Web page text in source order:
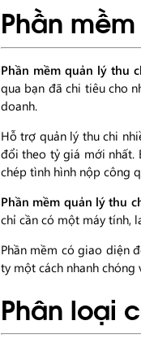
Phần
Phần mềm quản lý thu
qua bạn đã chi tiêu cho
doanh.
Hỗ trợ quản lý thu chi
đổi theo tỷ giá mới nhất.
chép tình hình nộp công
Phần mềm quản lý thu
chỉ cần có một máy tính,
Phần mềm có giao diện
ty một cách nhanh chóng
Phân loại